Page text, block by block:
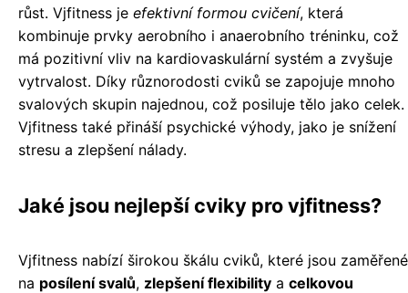
růst. Vjfitness je efektivní formou cvičení, která
kombinuje prvky aerobního i anaerobního tréninku, což
má pozitivní vliv na kardiovaskulární systém a zvyšuje
vytrvalost. Díky různorodosti cviků se zapojuje mnoho
svalových skupin najednou, což posiluje tělo jako celek.
Vjfitness také přináší psychické výhody, jako je snížení
stresu a zlepšení nálady.
Jaké jsou nejlepší cviky pro vjfitness?
Vjfitness nabízí širokou škálu cviků, které jsou zaměřené
na posílení svalů, zlepšení flexibility a celkovou